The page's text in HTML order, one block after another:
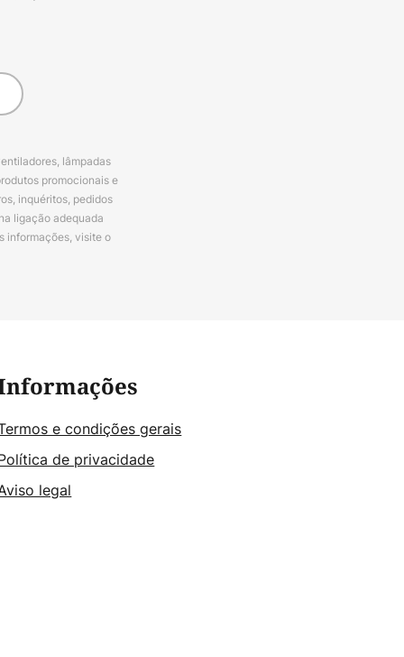
lâmpadas
promocionais e
inquéritos, pedidos
ligação adequada
informações, visite o
e condições gerais
de privacidade
legal